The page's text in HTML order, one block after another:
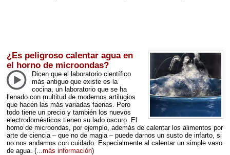
¿Es peligroso calentar agua en
el horno de microondas?
Dicen que el laboratorio científico
más antiguo que existe es la
cocina, un laboratorio que se ha
llenado con multitud de modernos artilugios
que hacen las más variadas faenas. Pero
todo tiene un precio y también los nuevos
electrodomésticos tienen su lado oscuro. El
horno de microondas, por ejemplo, además de calentar los alimentos por
arte de ciencia – que no de magia – puede darnos un susto de infarto, si
no nos andamos con cuidado. Especialmente al calentar un simple vaso
de agua. (...más información)